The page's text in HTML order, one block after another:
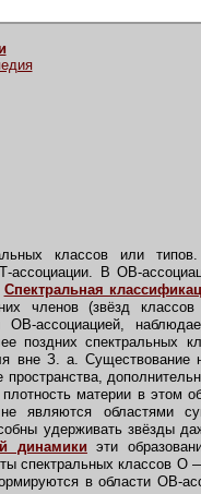
классов или
В ОВ-
Спектральная
членов (звёзд
ОВ-ассоциацией,
поздних спектральных
вне З. а. Существование
материи в этом
являются областями
удерживать звёзды
динамики эти
спектральных классов О
в области ОВ-